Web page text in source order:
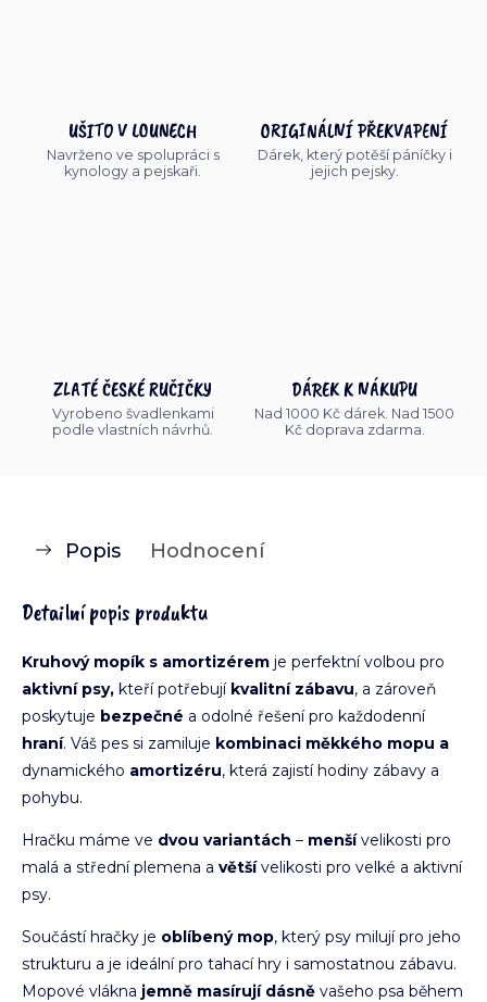
UŠITO V LOUNECH
Navrženo ve spolupráci s
kynology a pejskaři.
ORIGINÁLNÍ PŘEKVAPENÍ
Dárek, který potěší páníčky i
jejich pejsky.
ZLATÉ ČESKÉ RUČIČKY
Vyrobeno švadlenkami
podle vlastních návrhů.
DÁREK K NÁKUPU
Nad 1000 Kč dárek. Nad 1500
Kč doprava zdarma.
Popis Hodnocení
Detailní popis produktu
Kruhový mopík s amortizérem je perfektní volbou pro
aktivní psy, kteří potřebují kvalitní zábavu, a zároveň
poskytuje bezpečné a odolné řešení pro každodenní
hraní. Váš pes si zamiluje kombinaci měkkého mopu a
dynamického amortizéru, která zajistí hodiny zábavy a
pohybu.
Hračku máme ve dvou variantách – menšívelikosti pro
malá a střední plemena a většívelikosti pro velké a aktivní
psy.
Součástí hračky je oblíbený mop, který psy milují pro jeho
strukturu a je ideální pro tahací hry i samostatnou zábavu.
Mopové vlákna jemně masírují dásně vašeho psa během